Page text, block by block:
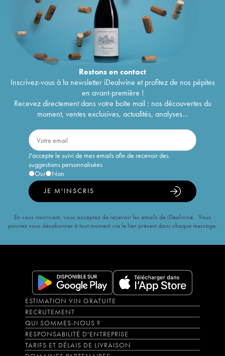
Restons encontact
Inscrivez-vous à la newsletter iDealwine et profitez de nos pépites
en avant-première !
Recevez directement dans votre boîte mail : nos découvertes du
moment, ventes exclusives, actualités, analyses...
J'accepte le suivi de mes emails afin de recevoir des
suggestions personnalisées
Oui
Non
JE M'INSCRIS
En vous inscrivant, vous acceptez de recevoir les emails de iDealwine. Vous
pouvez vous désabonner à tout moment via le lien présent dans chaque message.
ESTIMATION VIN GRATUITE
RECRUTEMENT
QUI SOMMES-NOUS ?
RESPONSABILITÉ D'ENTREPRISE
TARIFS ET DÉLAIS DE LIVRAISON